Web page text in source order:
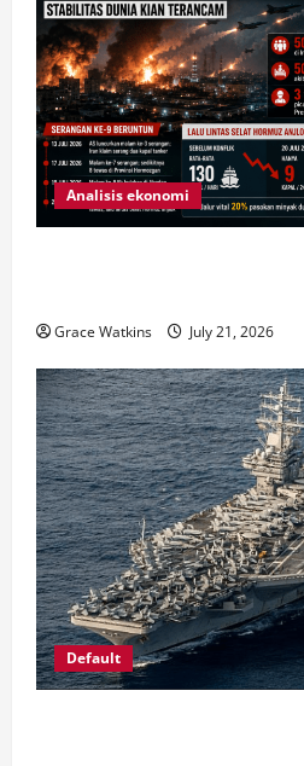
Analisis ekonomi
Grace Watkins July 21, 2026
Default